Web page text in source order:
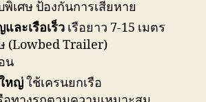
เศษ ป้องกันการเสียหาย
ละเรือเร็ว เรือยาว 7-15 เมตร
(Lowbed Trailer)
น
หญ่ใช้เครนยกเรือ